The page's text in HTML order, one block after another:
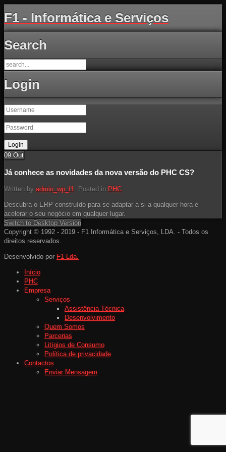
F1 - Informática e Serviços
Search
Login
09 Out
Já conhece as novidades da nova versão do PHC CS?
Written by admin_wp_f1 . Posted in PHC
Descubra o ERP construído para se adaptar a si a qualquer hora e
acelerar o seu negócio em qualquer lugar.
Switch to Desktop Version
Copyright © 1992 - 2019 - F1 Informática e Serviços, LDA. - Todos os
direitos reservados.
Desenvolvido por F1 Lda.
Início
PHC
Empresa
Serviços
Assistência Técnica
Desenvolvimento
Quem Somos
Parcerias
Litígios de Consumo
Política de privacidade
Contactos
Enviar Mensagem